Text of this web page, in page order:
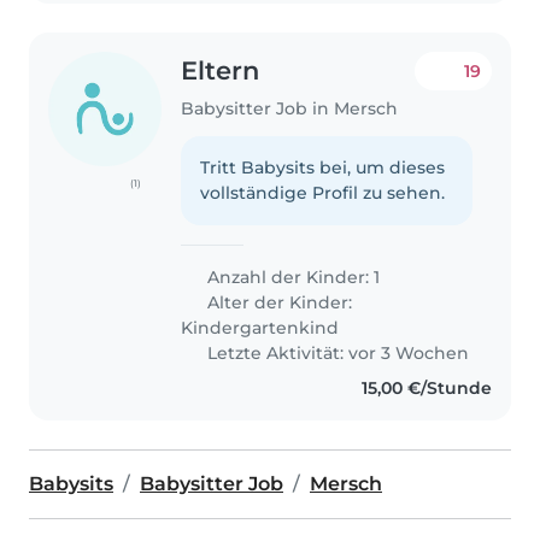
(1)
Eltern
Babysitter Job in Mersch
19
Tritt Babysits bei, um dieses
vollständige Profil zu sehen.
Anzahl der Kinder: 1
Alter der Kinder:
Kindergartenkind
Letzte Aktivität: vor 3 Wochen
15,00 €/Stunde
Babysits Babysitter Job Mersch